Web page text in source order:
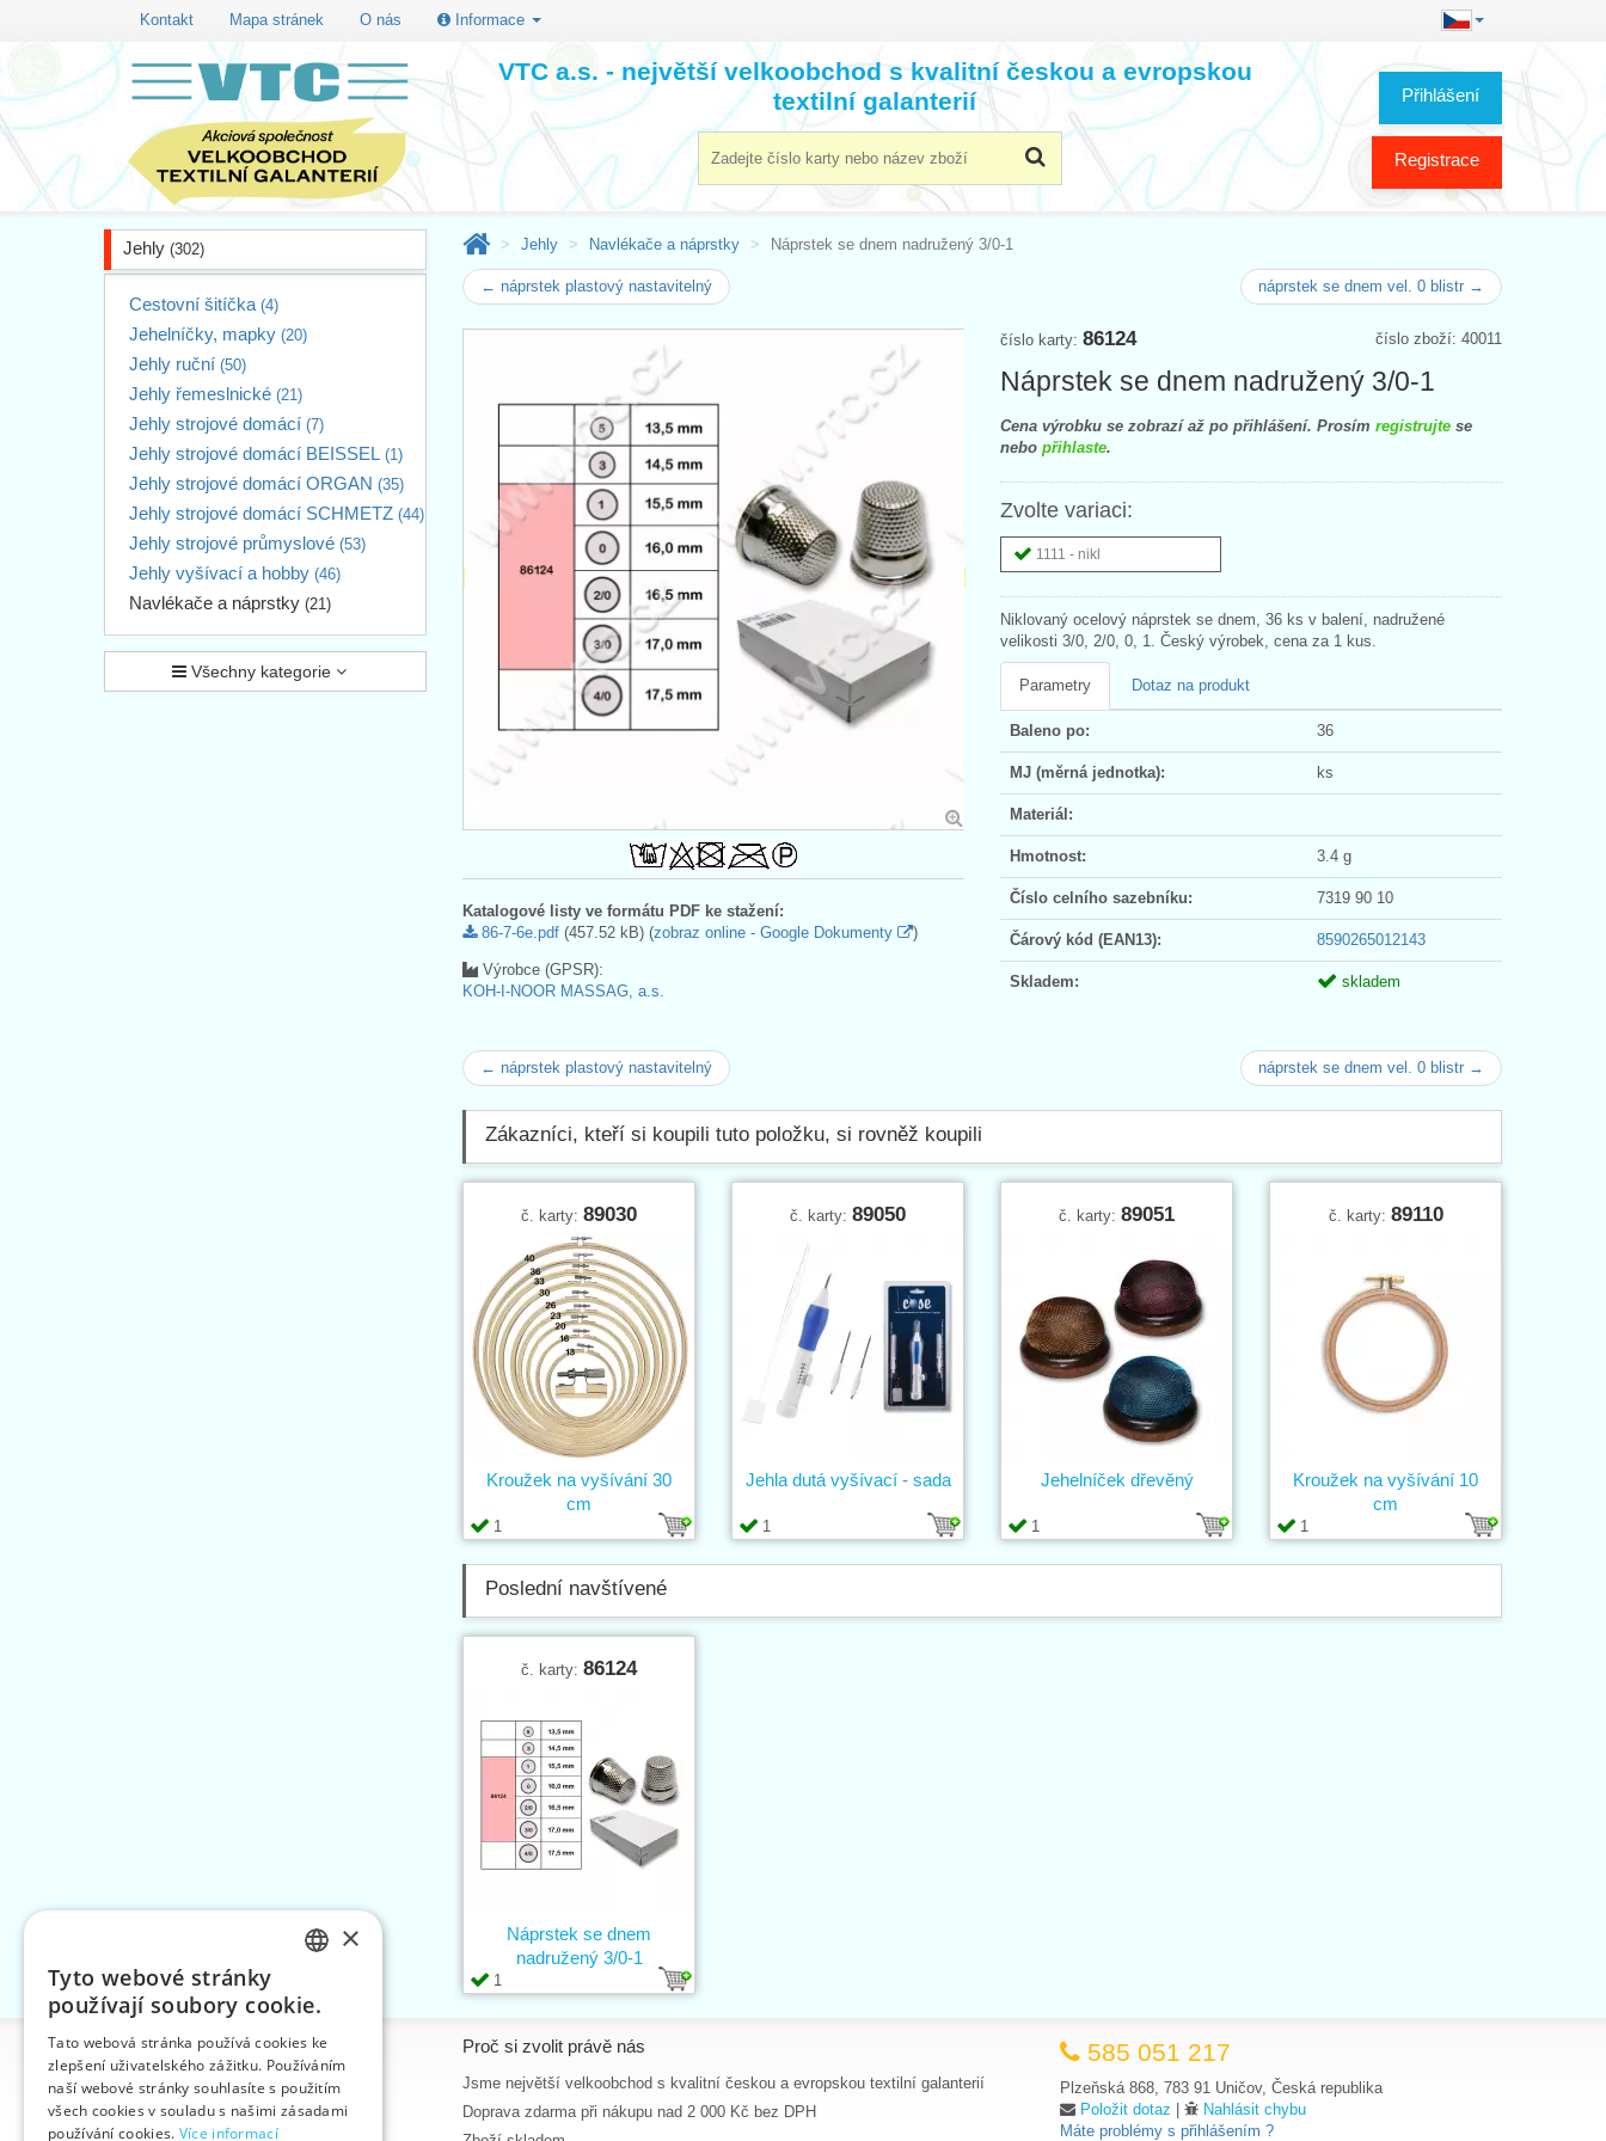
Kontakt Mapa stránek O nás Informace
Přihlášení
Registrace
VTC a.s. - největší velkoobchod s kvalitní českou a evropskou
textilní galanterií
Jehly (302)
Cestovní šitíčka (4)
Jehelníčky, mapky (20)
Jehly ruční (50)
Jehly řemeslnické (21)
Jehly strojové domácí (7)
Jehly strojové domácí BEISSEL (1)
Jehly strojové domácí ORGAN (35)
Jehly strojové domácí SCHMETZ (44)
Jehly strojové průmyslové (53)
Jehly vyšívací a hobby (46)
Navlékače a náprstky (21)
Všechny kategorie
Jehly Navlékače a náprstky Náprstek se dnem nadružený 3/0-1
← náprstek plastový nastavitelný náprstek se dnem vel. 0 blistr →
číslo zboží: 40011
číslo karty: 86124
Náprstek se dnem nadružený 3/0-1
Cena výrobku se zobrazí až po přihlášení. Prosím registrujte se
nebo přihlaste.
Zvolte variaci:
1111 - nikl
Niklovaný ocelový náprstek se dnem, 36 ks v balení, nadružené
velikosti 3/0, 2/0, 0, 1. Český výrobek, cena za 1 kus.
Parametry Dotaz na produkt
Baleno po: 36
MJ (měrná jednotka): ks
Materiál:
Hmotnost: 3.4 g
Číslo celního sazebníku: 7319 90 10
Čárový kód (EAN13): 8590265012143
Skladem: skladem
Katalogové listy ve formátu PDF ke stažení:
86-7-6e.pdf (457.52 kB) (zobraz online - Google Dokumenty )
Výrobce (GPSR):
KOH-I-NOOR MASSAG, a.s.
← náprstek plastový nastavitelný náprstek se dnem vel. 0 blistr →
Zákazníci, kteří si koupili tuto položku, si rovněž koupili
č. karty: 89030
1
Kroužek na vyšívání 30
cm
č. karty: 89050
1
Jehla dutá vyšívací - sada
č. karty: 89051
1
Jehelníček dřevěný
č. karty: 89110
1
Kroužek na vyšívání 10
cm
Poslední navštívené
č. karty: 86124
1
Náprstek se dnem
nadružený 3/0-1
Informace
Úvodní strana
Kontakt
Proč si zvolit právě nás
Jsme největší velkoobchod s kvalitní českou a evropskou textilní galanterií
Doprava zdarma při nákupu nad 2 000 Kč bez DPH
585 051 217
Plzeňská 868, 783 91 Uničov, Česká republika
Položit dotaz |
Nahlásit chybu
Máte problémy s přihlášením ?
ENGLISH
GERMAN
×
Tyto webové stránky
používají soubory cookie.
Tato webová stránka používá cookies ke
zlepšení uživatelského zážitku. Používáním
naší webové stránky souhlasíte s použitím
všech cookies v souladu s našimi zásadami
používání cookies. Více informací